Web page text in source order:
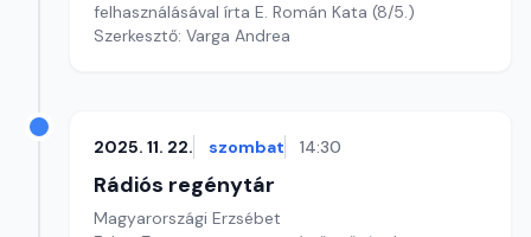
felhasználásával írta E. Román Kata (8/5.)
Szerkesztő: Varga Andrea
2025. 11. 22. szombat 14:30
Rádiós regénytár
Magyarországi Erzsébet